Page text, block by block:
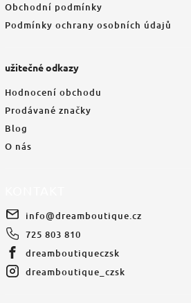
Obchodní podmínky
Podmínky ochrany osobních údajů
užitečné odkazy
Hodnocení obchodu
Prodávané značky
Blog
O nás
info@dreamboutique.cz
725 803 810
dreamboutiqueczsk
dreamboutique_czsk